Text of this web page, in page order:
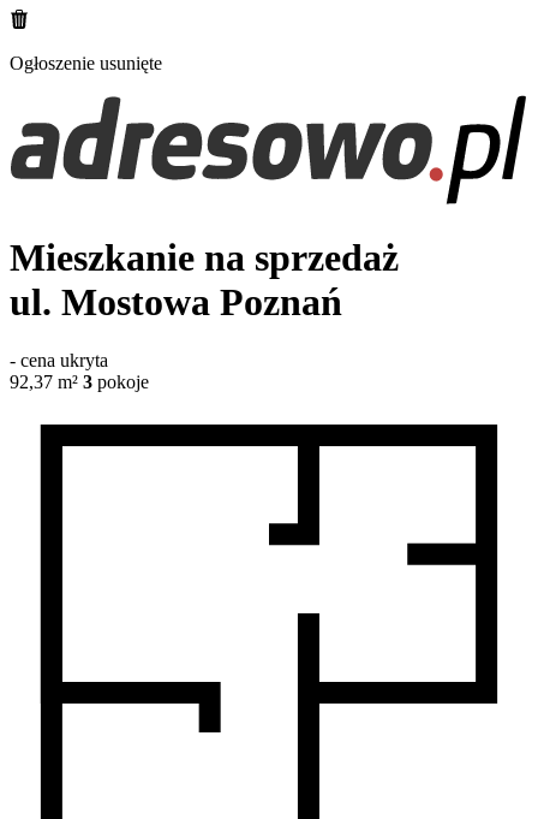
Ogłoszenie usunięte
Mieszkanie na sprzedaż
ul. Mostowa Poznań
- cena ukryta
92,37 m² 3 pokoje